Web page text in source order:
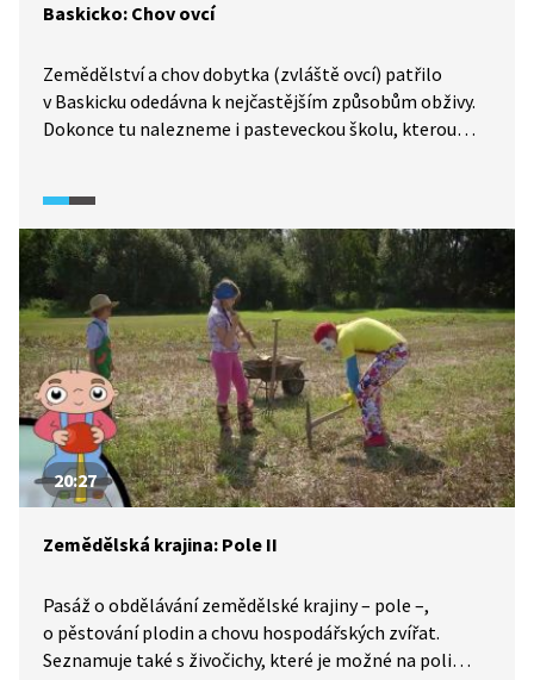
Baskicko: Chov ovcí
Zemědělství a chov dobytka (zvláště ovcí) patřilo
v Baskicku odedávna k nejčastějším způsobům obživy.
Dokonce tu nalezneme i pasteveckou školu, kterou
Také si prohlédneme soutěž ovčáckých psů.
20:27
Zemědělská krajina: Pole II
Pasáž o obdělávání zemědělské krajiny – pole –,
o pěstování plodin a chovu hospodářských zvířat.
Seznamuje také s živočichy, které je možné na poli